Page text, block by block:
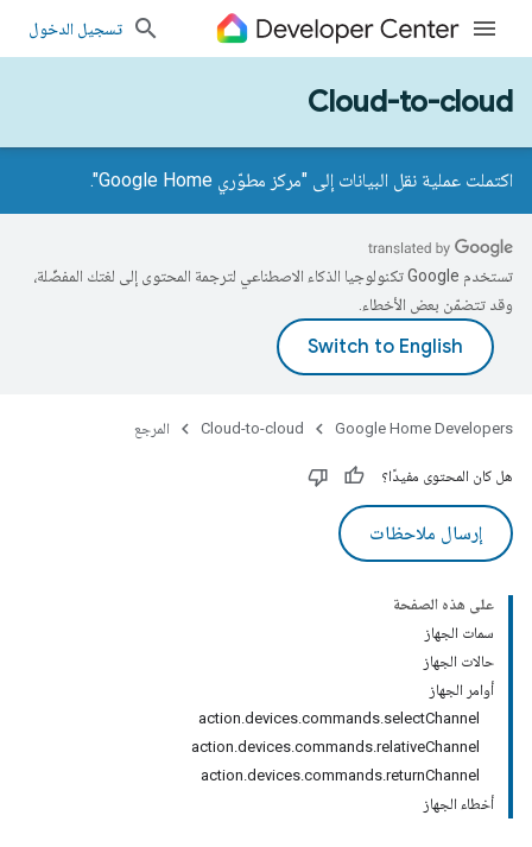
تسجيل الدخول
Cloud-to-cloud
اكتملت عملية نقل البيانات إلى "مركز مطوّري Google Home".
تستخدم Google تكنولوجيا الذكاء الاصطناعي لترجمة المحتوى إلى لغتك المفضّلة،
وقد تتضمّن بعض الأخطاء.
Google Home Developers
Cloud-to-cloud المرجع
هل كان المحتوى مفيدًا؟
إرسال ملاحظات
على هذه الصفحة
سمات الجهاز
حالات الجهاز
أوامر الجهاز
action.devices.commands.selectChannel
action.devices.commands.relativeChannel
action.devices.commands.returnChannel
أخطاء الجهاز